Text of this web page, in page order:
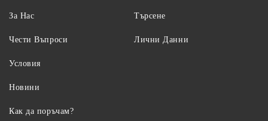
За Нас
Чести Въпроси
Търсене
Лични Данни
Условия
Новини
Как да поръчам?